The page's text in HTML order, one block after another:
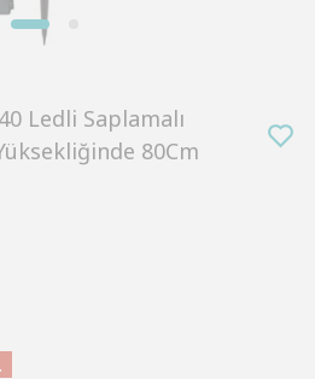
Ledli Saplamalı
80Cm